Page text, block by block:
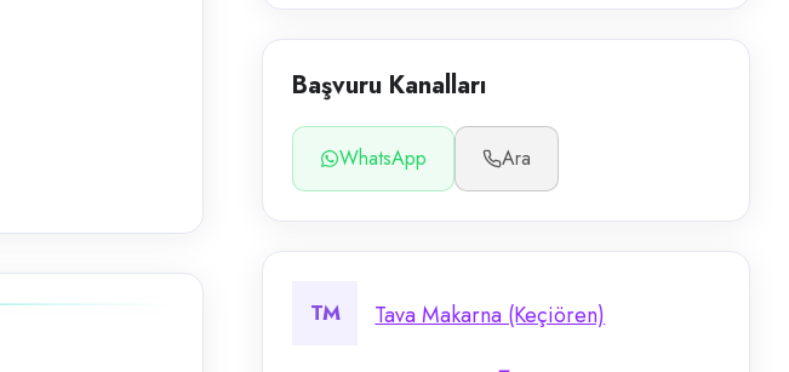
Başvuru Kanalları
WhatsApp Ara
TM Tava Makarna (Keçiören)